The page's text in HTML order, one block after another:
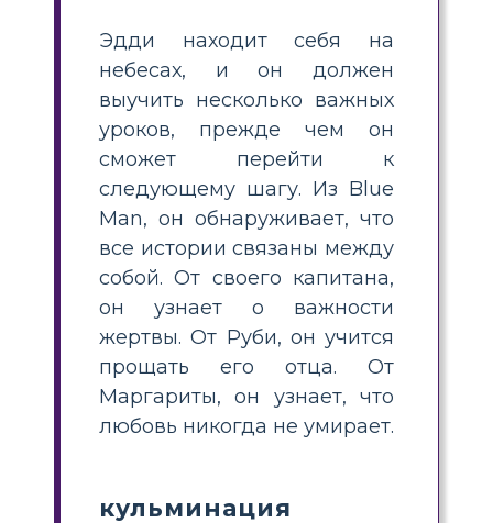
Эдди находит себя на
небесах, и он должен
выучить несколько важных
уроков, прежде чем он
сможет перейти к
следующему шагу. Из Blue
Man, он обнаруживает, что
все истории связаны между
собой. От своего капитана,
он узнает о важности
жертвы. От Руби, он учится
прощать его отца. От
Маргариты, он узнает, что
любовь никогда не умирает.
кульминация